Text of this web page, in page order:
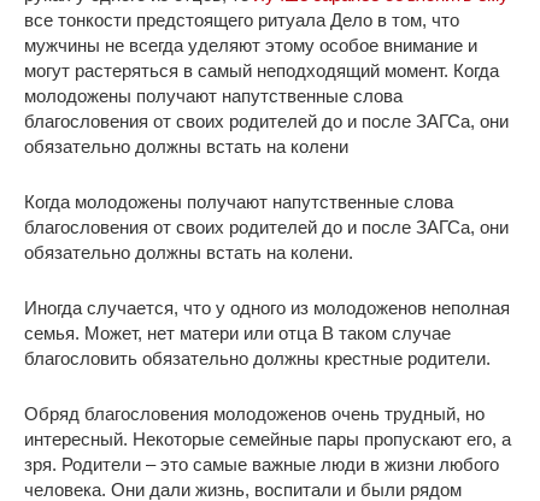
все тонкости предстоящего ритуала Дело в том, что
мужчины не всегда уделяют этому особое внимание и
могут растеряться в самый неподходящий момент. Когда
молодожены получают напутственные слова
благословения от своих родителей до и после ЗАГСа, они
обязательно должны встать на колени
Когда молодожены получают напутственные слова
благословения от своих родителей до и после ЗАГСа, они
обязательно должны встать на колени.
Иногда случается, что у одного из молодоженов неполная
семья. Может, нет матери или отца В таком случае
благословить обязательно должны крестные родители.
Обряд благословения молодоженов очень трудный, но
интересный. Некоторые семейные пары пропускают его, а
зря. Родители – это самые важные люди в жизни любого
человека. Они дали жизнь, воспитали и были рядом